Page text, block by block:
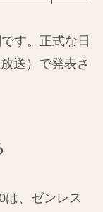
す。正式な日
送）で発表さ
は、ゼンレス